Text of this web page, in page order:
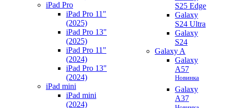
iPad Pro
iPad Pro 11"
(2025)
iPad Pro 13"
(2025)
iPad Pro 11"
(2024)
iPad Pro 13"
(2024)
iPad mini
iPad mini
(2024)
S25 Edge
Galaxy
S24 Ultra
Galaxy
S24
Galaxy A
Galaxy
A57
Новинка
Galaxy
A37